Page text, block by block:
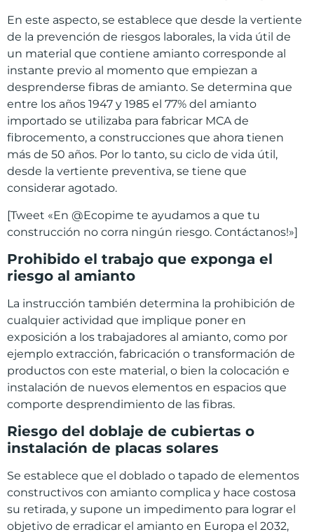
En este aspecto, se establece que desde la vertiente
de la prevención de riesgos laborales, la vida útil de
un material que contiene amianto corresponde al
instante previo al momento que empiezan a
desprenderse fibras de amianto. Se determina que
entre los años 1947 y 1985 el 77% del amianto
importado se utilizaba para fabricar MCA de
fibrocemento, a construcciones que ahora tienen
más de 50 años. Por lo tanto, su ciclo de vida útil,
desde la vertiente preventiva, se tiene que
considerar agotado.
[Tweet «En @Ecopime te ayudamos a que tu
construcción no corra ningún riesgo. Contáctanos!»]
Prohibido el trabajo que exponga el
riesgo al amianto
La instrucción también determina la prohibición de
cualquier actividad que implique poner en
exposición a los trabajadores al amianto, como por
ejemplo extracción, fabricación o transformación de
productos con este material, o bien la colocación e
instalación de nuevos elementos en espacios que
comporte desprendimiento de las fibras.
Riesgo del doblaje de cubiertas o
instalación de placas solares
Se establece que el doblado o tapado de elementos
constructivos con amianto complica y hace costosa
su retirada, y supone un impedimento para lograr el
objetivo de erradicar el amianto en Europa el 2032,